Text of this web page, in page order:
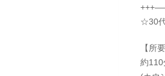
☆30
【所
約110